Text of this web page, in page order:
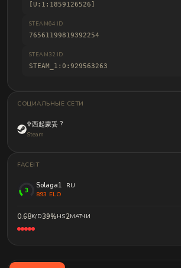
[U:1:1859126526]
STEAM64 ID
76561199819392254
STEAM32 ID
STEAM_1:0:929563263
СОЦИАЛЬНЫЕ СЕТИ
✞西起蒙妥 ?
Steam
FACEIT
Solaga1
RU
893 ELO
0.68K/D39%HS2МАТЧИ
д
л
в